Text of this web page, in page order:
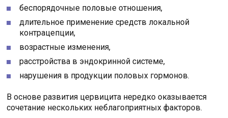
беспорядочные половые отношения,
длительное применение средств локальной
контрацепции,
возрастные изменения,
расстройства в эндокринной системе,
нарушения в продукции половых гормонов.
В основе развития цервицита нередко оказывается
сочетание нескольких неблагоприятных факторов.